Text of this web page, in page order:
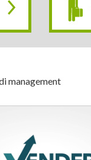
management